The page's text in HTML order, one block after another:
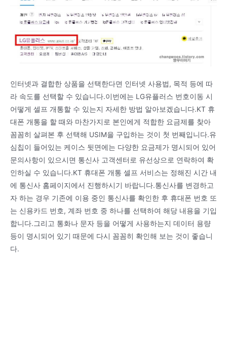
인터넷과 결합한 상품을 선택한다면 인터넷 사용법, 목적 등에 따
라 속도를 선택할 수 있습니다.이번에는 LG유플러스 번호이동 시
어떻게 셀프 개통할 수 있는지 자세한 방법 알아보겠습니다.KT 휴
대폰 개통을 할 때와 마찬가지로 본인에게 적합한 요금제를 찾아
꼼꼼히 살펴본 후 선택해 USIM을 구입하는 것이 첫 번째입니다.유
심칩이 들어있는 케이스 뒷면에는 다양한 요금제가 명시되어 있어
문의사항이 있으시면 통신사 고객센터로 유선상으로 연락하여 확
인하실 수 있습니다.KT 휴대폰 개통 셀프 서비스는 정해진 시간 내
에 통신사 홈페이지에서 진행하시기 바랍니다.통신사를 변경하고
자 하는 경우 기존에 이용 중인 통신사를 확인한 후 휴대폰 번호 또
는 신용카드 번호, 계좌 번호 중 하나를 선택하여 해당 내용을 기입
합니다.그리고 통화나 문자 등을 어떻게 사용하는지 데이터 용량
등이 명시되어 있기 때문에 다시 꼼꼼히 확인해 보는 것이 좋습니
다.